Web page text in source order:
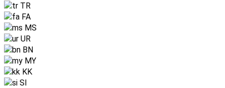
TR
FA
MS
UR
BN
MY
KK
SI